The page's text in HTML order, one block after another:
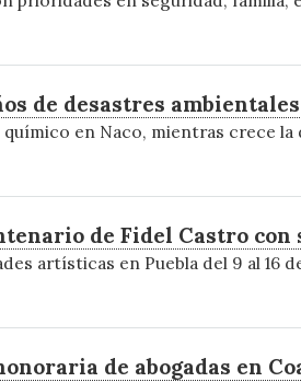
de desastres
en Naco, mientras crece
de Fidel Castro con
artísticas en Puebla del 9 al 16
de abogadas en